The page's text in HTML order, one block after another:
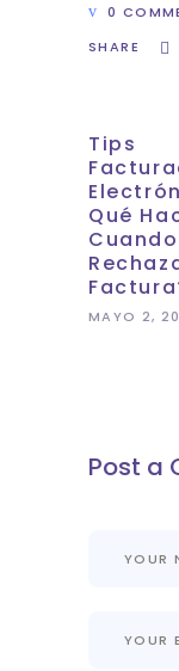
0
SHARE
Tips
Qué
MAYO 2,
Post a